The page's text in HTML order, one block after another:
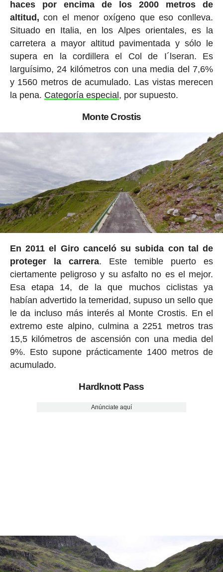
haces por encima de los 2000 metros de
altitud, con el menor oxígeno que eso conlleva.
Situado en Italia, en los Alpes orientales, es la
carretera a mayor altitud pavimentada y sólo le
supera en la cordillera el Col de I´lseran. Es
larguísimo, 24 kilómetros con una media del 7,6%
y 1560 metros de acumulado. Las vistas merecen
la pena. Categoría especial , por supuesto.
Monte Crostis
En 2011 el Giro canceló su subida con tal de
proteger la carrera. Este temible puerto es
ciertamente peligroso y su asfalto no es el mejor.
Esa etapa 14, de la que muchos ciclistas ya
habían advertido la temeridad, supuso un sello que
le da incluso más interés al Monte Crostis. En el
extremo este alpino, culmina a 2251 metros tras
15,5 kilómetros de ascensión con una media del
9%. Esto supone prácticamente 1400 metros de
acumulado.
Hardknott Pass
Anúnciate aquí